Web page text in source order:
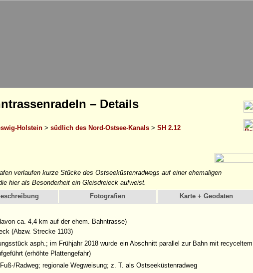
– Details
Holstein> südlich des Nord-Ostsee-Kanals> SH 2.12
verlaufen kurze Stücke des Ostseeküstenradwegs auf einer ehemaligen
hier als Besonderheit ein Gleisdreieck aufweist.
Fotografien Karte + Geodaten
ca. 4,4 km auf der ehem. Bahntrasse)
(Abzw. Strecke 1103)
asph.; im Frühjahr 2018 wurde ein Abschnitt parallel zur Bahn mit recyceltem
(erhöhte Plattengefahr)
Radweg; regionale Wegweisung; z. T. als Ostseeküstenradweg